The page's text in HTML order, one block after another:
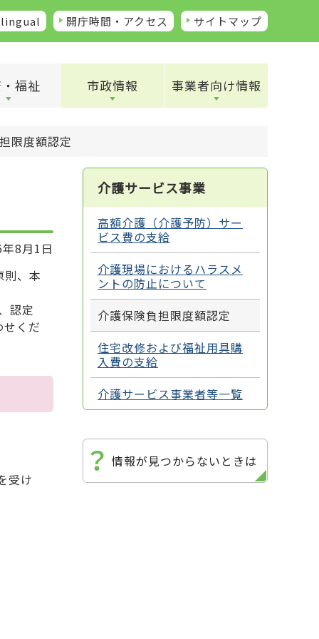
開庁時間・アクセス サイトマップ
福祉 市政情報 事業者向け情報
限度額認定
8月1日
、本
認定
くだ
受け
介護サービス事業
高額介護（介護予防）サー
ビス費の支給
介護現場におけるハラスメ
ントの防止について
介護保険負担限度額認定
住宅改修および福祉用具購
入費の支給
介護サービス事業者等一覧
情報が見つからないときは